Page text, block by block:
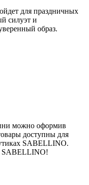
для праздничных
силуэт и
образ.
можно оформив
доступны для
SABELLINO.
SABELLINO!